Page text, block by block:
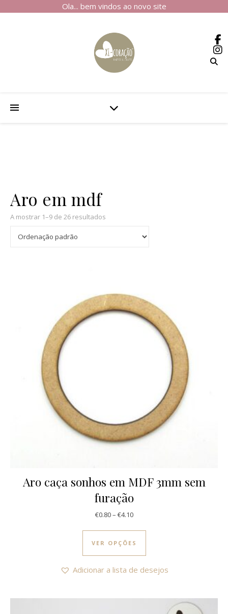
Ola... bem vindos ao novo site
Aro em mdf
A mostrar 1–9 de 26 resultados
Aro caça sonhos em MDF 3mm sem
furação
€0.80– €4.10Price range: €0.80 through
VER OPÇÕES
This product has
Adicionar a lista de desejos